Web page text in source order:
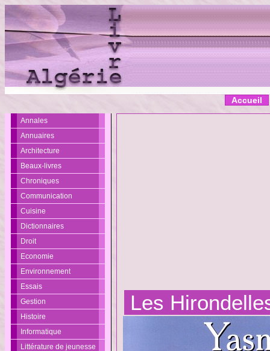
Accueil
Annales
Annuaires
Architecture
Beaux-livres
Chroniques
Communication
Cuisine
Dictionnaires
Droit
Economie
Environnement
Essais
Gestion
Histoire
Informatique
Littérature de jeunesse
Les